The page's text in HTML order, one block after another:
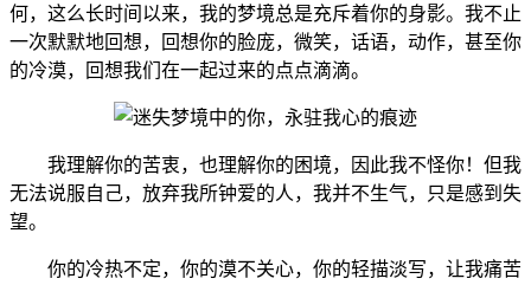
何，这么长时间以来，我的梦境总是充斥着你的身影。我不止
一次默默地回想，回想你的脸庞，微笑，话语，动作，甚至你
的冷漠，回想我们在一起过来的点点滴滴。
我理解你的苦衷，也理解你的困境，因此我不怪你！但我
无法说服自己，放弃我所钟爱的人，我并不生气，只是感到失
望。
你的冷热不定，你的漠不关心，你的轻描淡写，让我痛苦